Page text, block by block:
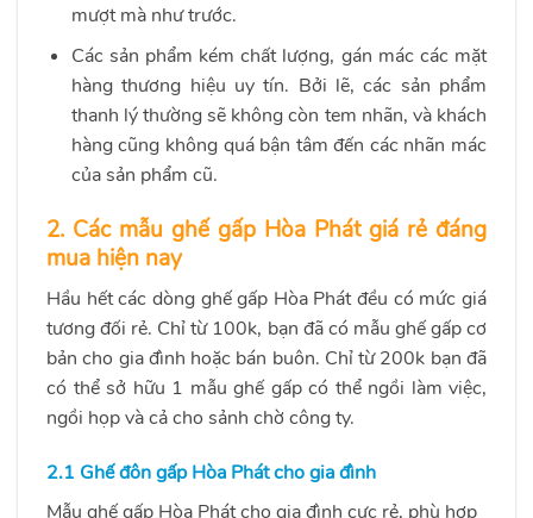
mượt mà như trước.
Các sản phẩm kém chất lượng, gán mác các mặt
hàng thương hiệu uy tín. Bởi lẽ, các sản phẩm
thanh lý thường sẽ không còn tem nhãn, và khách
hàng cũng không quá bận tâm đến các nhãn mác
của sản phẩm cũ.
2. Các mẫu ghế gấp Hòa Phát giá rẻ đáng
mua hiện nay
Hầu hết các dòng ghế gấp Hòa Phát đều có mức giá
tương đối rẻ. Chỉ từ 100k, bạn đã có mẫu ghế gấp cơ
bản cho gia đình hoặc bán buôn. Chỉ từ 200k bạn đã
có thể sở hữu 1 mẫu ghế gấp có thể ngồi làm việc,
ngồi họp và cả cho sảnh chờ công ty.
2.1 Ghế đôn gấpHòa Phát cho gia đình
Mẫu ghế gấp Hòa Phát cho gia đình cực rẻ, phù hợp